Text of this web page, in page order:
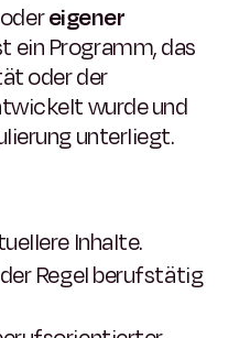
eigener
ein Programm, das
oder der
wurde und
unterliegt.
Inhalte.
Regel berufstätig